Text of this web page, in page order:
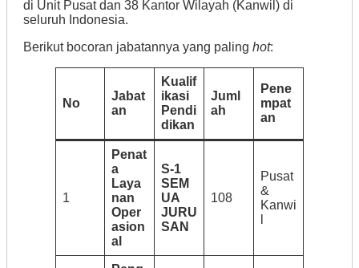
di Unit Pusat dan 38 Kantor Wilayah (Kanwil) di
seluruh Indonesia.
Berikut bocoran jabatannya yang paling hot:
No
Jabat
an
Kualif
ikasi
Pendi
dikan
Juml
ah
Pene
mpat
an
1
Penat
a
Laya
nan
Oper
asion
al
S-1
SEM
UA
JURU
SAN
108
Pusat
&
Kanwi